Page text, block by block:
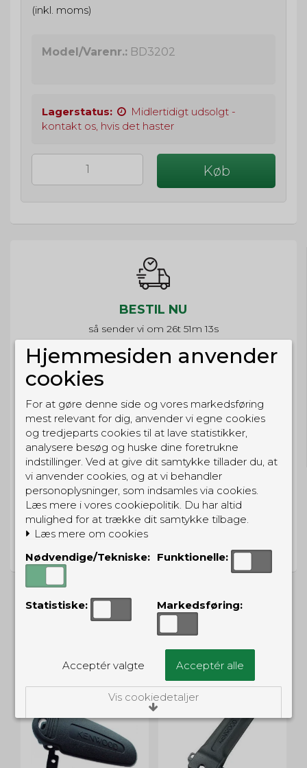
(inkl. moms)
Model/Varenr.: BD3202
Lagerstatus:
Midlertidigt udsolgt -
kontakt os, hvis det haster
Køb
BESTIL NU
så sender vi om 26t 51m 13s
Eller hent i butikken til kl. 17:00
GRATIS LEVERING
Til pakkeboks ved køb for 399 kr.
Gratis hjemmelevering for 699 kr.
PRISGARANTI
Vi har prisgaranti på alle produkter
ALTERNATIVE PRODUKTER
Hjemmesiden anvender
cookies
For at gøre denne side og vores markedsføring
mest relevant for dig, anvender vi egne cookies
og tredjeparts cookies til at lave statistikker,
analysere besøg og huske dine foretrukne
indstillinger. Ved at give dit samtykke tillader du, at
vi anvender cookies, og at vi behandler
personoplysninger, som indsamles via cookies.
Læs mere i vores cookiepolitik. Du har altid
mulighed for at trække dit samtykke tilbage.
Læs mere om cookies
Nødvendige/Tekniske: Funktionelle:
Statistiske: Markedsføring:
Acceptér valgte Acceptér alle
Vis cookiedetaljer
Nødvendige/Tekniske
Tekniske cookies er nødvendige for, at langt
de fleste hjemmesider fungerer, som de